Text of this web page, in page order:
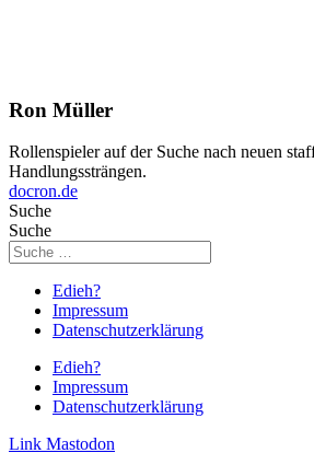
Ron Müller
Rollenspieler auf der Suche nach neuen
Handlungssträngen.
docron.de
Suche
Suche
Edieh?
Impressum
Datenschutzerklärung
Edieh?
Impressum
Datenschutzerklärung
Link Mastodon